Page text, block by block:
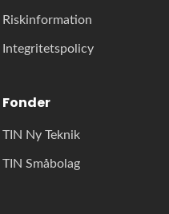
Riskinformation
Integritetspolicy
Fonder
TIN Ny Teknik
TIN Småbolag